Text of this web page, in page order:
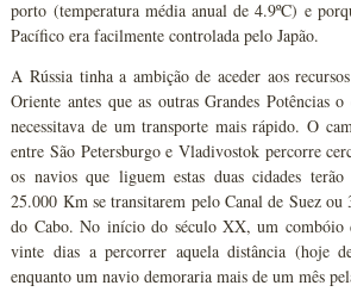
porto (temperatura média anual de 4.9ºC) e
Pacífico era facilmente controlada pelo Japão.
A Rússia tinha a ambição de aceder aos
Oriente antes que as outras Grandes Potências o
necessitava de um transporte mais rápido. O
entre São Petersburgo e Vladivostok percorre
os navios que liguem estas duas cidades
25.000 Km se transitarem pelo Canal de Suez ou
do Cabo. No início do século XX, um combóio
vinte dias a percorrer aquela distância (hoje
enquanto um navio demoraria mais de um mês